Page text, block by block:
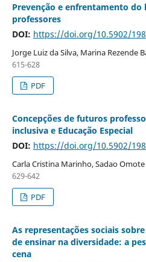
Prevenção e enfrentamento
professores
DOI: https://doi.org/10.5902/
Jorge Luiz da Silva, Marina Rezende
615-628
PDF
Concepções de futuros
inclusiva e Educação Especial
DOI: https://doi.org/10.5902/
Carla Cristina Marinho, Sadao Omote
629-642
PDF
As representações sociais
de ensinar na diversidade: a
cena